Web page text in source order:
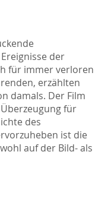
der
für immer verloren
erzählten
damals. Der Film
für
des
ist die
auf der Bild- als